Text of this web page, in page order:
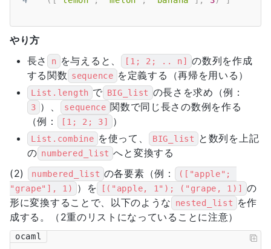
やり方
長さ
n を与えると、 [1; 2; .. n]
の数列を作成
する関数 sequence を定義する（再帰を用いる）
List.length で BIG_list の長さを求め（例：
3 ）、 sequence 関数で同じ長さの数例を作る
（例：
[1; 2; 3] ）
List.combine を使って、 BIG_list
と数列を上記
の numbered_list へと変換する
(2)
numbered_list の各要素（例：
(["apple";
"grape"], 1)
）を [("apple, 1"); ("grape, 1)]
の
形に変換することで、以下のような
nested_list
を作
成する。（2重のリストになっていることに注意）
ocaml